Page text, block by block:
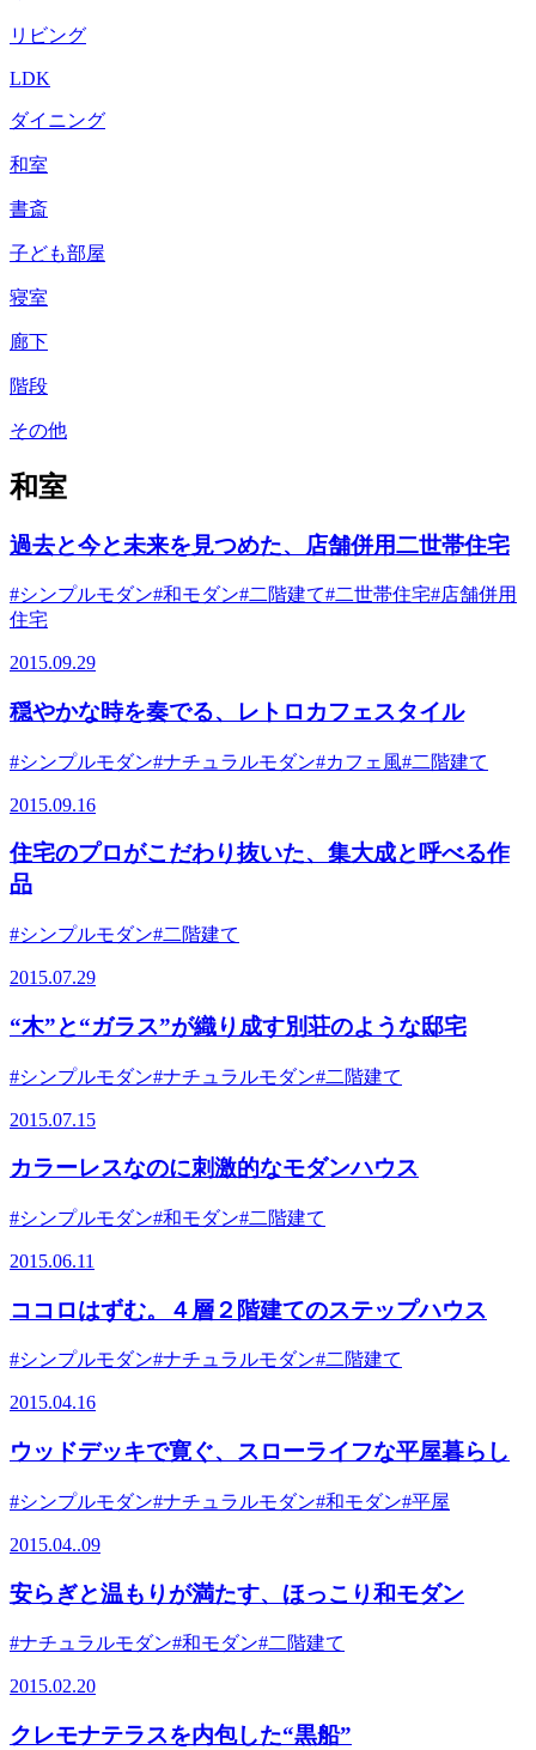
リビング
LDK
ダイニング
和室
書斎
子ども部屋
寝室
廊下
階段
その他
和室
過去と今と未来を見つめた、店舗併用二世帯住宅
#シンプルモダン#和モダン#二階建て#二世帯住宅#店舗併用
住宅
2015.09.29
穏やかな時を奏でる、レトロカフェスタイル
#シンプルモダン#ナチュラルモダン#カフェ風#二階建て
2015.09.16
住宅のプロがこだわり抜いた、集大成と呼べる作
品
#シンプルモダン#二階建て
2015.07.29
“木”と“ガラス”が織り成す別荘のような邸宅
#シンプルモダン#ナチュラルモダン#二階建て
2015.07.15
カラーレスなのに刺激的なモダンハウス
#シンプルモダン#和モダン#二階建て
2015.06.11
ココロはずむ。４層２階建てのステップハウス
#シンプルモダン#ナチュラルモダン#二階建て
2015.04.16
ウッドデッキで寛ぐ、スローライフな平屋暮らし
#シンプルモダン#ナチュラルモダン#和モダン#平屋
2015.04..09
安らぎと温もりが満たす、ほっこり和モダン
#ナチュラルモダン#和モダン#二階建て
2015.02.20
クレモナテラスを内包した“黒船”